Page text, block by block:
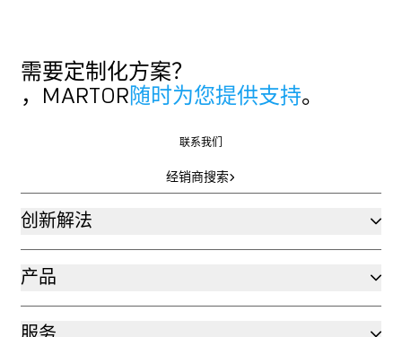
需要定制化方案？
，MARTOR 随时为您提供支持。
联系我们
经销商搜索
创新解法
产品